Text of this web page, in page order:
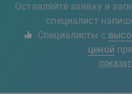
Оставляйте заявку и
специалист
Специалисты с
ценой